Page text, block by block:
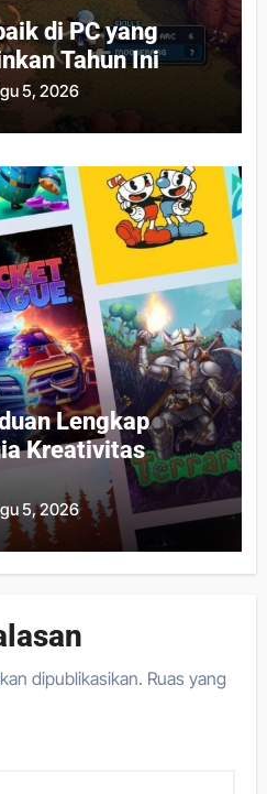
di PC yang
Tahun Ini
5, 2026
Lengkap
Kreativitas
5, 2026
dipublikasikan. Ruas yang